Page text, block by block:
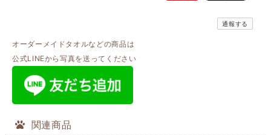
通報する
オーダーメイドタオルなどの商品は
公式LINEから写真を送ってください
関連商品